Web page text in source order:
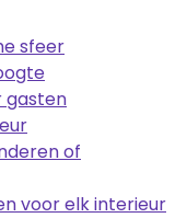
sfeer
gasten
of
voor elk interieur